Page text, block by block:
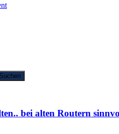
bei alten Routern